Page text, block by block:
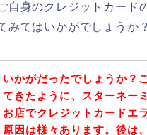
自身のクレジットカード
みてはいかがでしょうか？
いかがだったでしょうか？
てきたように、スターネー
お店でクレジットカードエ
原因は様々あります。後は